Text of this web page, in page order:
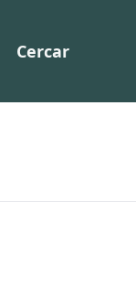
Cercar